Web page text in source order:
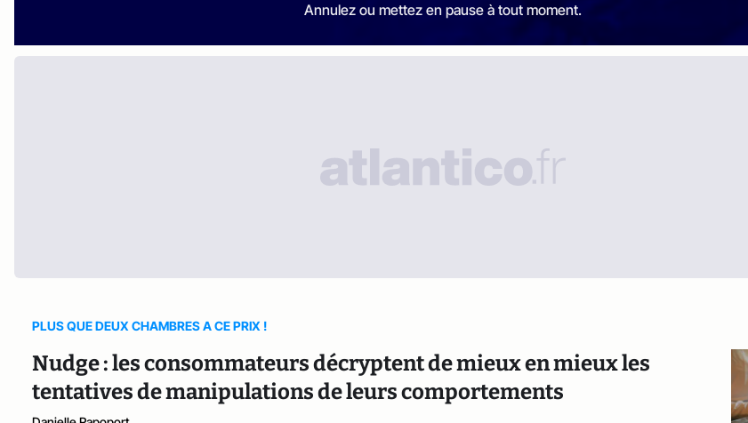
Annulez ou mettez en pause à tout moment.
PLUS QUE DEUX CHAMBRES A CE PRIX !
Nudge : les consommateurs décryptent de mieux en mieux les
tentatives de manipulations de leurs comportements